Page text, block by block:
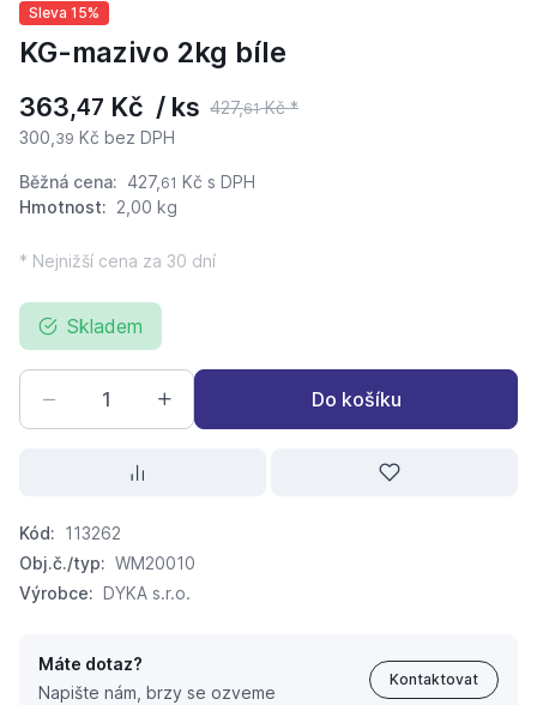
Sleva 15%
KG-mazivo 2kg bíle
363,47 Kč / ks 427,61Kč *
300, 39 Kč bez DPH
Běžná cena: 427, 61 Kč s DPH
Hmotnost: 2,00 kg
* Nejnižší cena za 30 dní
Skladem
Do košíku
Kód: 113262
Obj.č./typ: WM20010
Výrobce: DYKA s.r.o.
Máte dotaz?
Napište nám, brzy se ozveme
Kontaktovat